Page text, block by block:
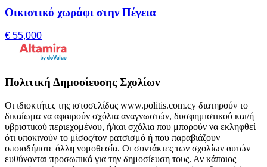
Οικιστικό χωράφι στην Πέγεια
€ 55,000
Πολιτική Δημοσίευσης Σχολίων
Οι ιδιοκτήτες της ιστοσελίδας www.politis.com.cy διατηρούν το
δικαίωμα να αφαιρούν σχόλια αναγνωστών, δυσφημιστικού και/ή
υβριστικού περιεχομένου, ή/και σχόλια που μπορούν να εκληφθεί
ότι υποκινούν το μίσος/τον ρατσισμό ή που παραβιάζουν
οποιαδήποτε άλλη νομοθεσία. Οι συντάκτες των σχολίων αυτών
ευθύνονται προσωπικά για την δημοσίευση τους. Αν κάποιος